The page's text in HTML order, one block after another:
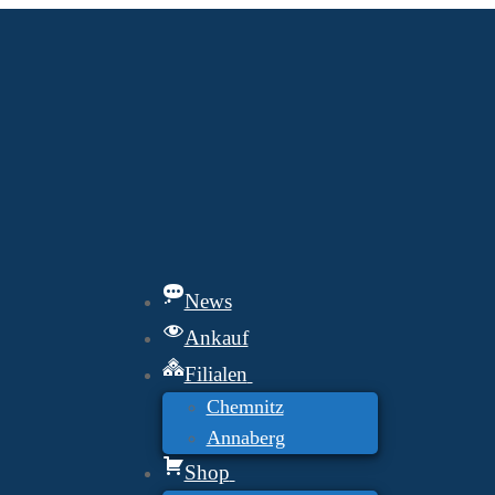
News
Ankauf
Filialen
Chemnitz
Annaberg
Shop